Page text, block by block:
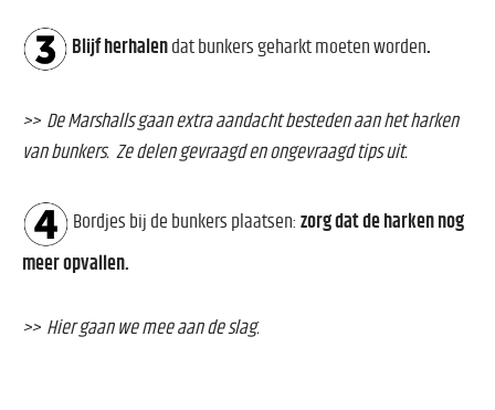
Blijf herhalen dat bunkers geharkt moeten worden.
>> De Marshalls gaan extra aandacht besteden aan het harken
van bunkers. Ze delen gevraagd en ongevraagd tips uit.
Bordjes bij de bunkers plaatsen: zorg dat de harken nog
meer opvallen.
>> Hier gaan we mee aan de slag.